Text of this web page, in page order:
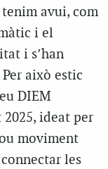
avui, com
i el
i s’han
això estic
DIEM
ideat per
moviment
les